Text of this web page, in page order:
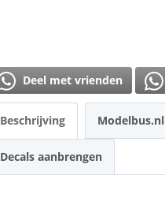
Deel met vrienden
Beschrijving Modelbus.nl
Decals aanbrengen